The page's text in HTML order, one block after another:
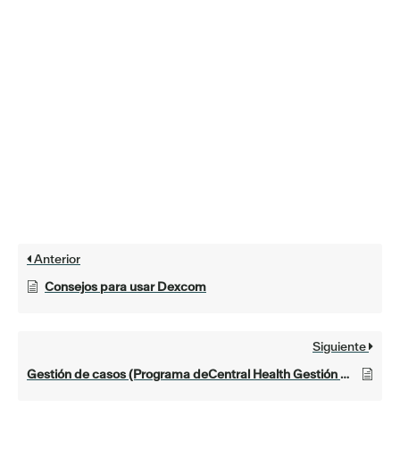
Anterior
Consejos para usar Dexcom
Siguiente
Gestión de casos (Programa deCentral Health Gestión de Casos)